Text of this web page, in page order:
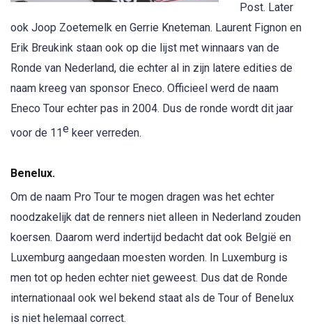
Post. Later
ook Joop Zoetemelk en Gerrie Kneteman. Laurent Fignon en
Erik Breukink staan ook op die lijst met winnaars van de
Ronde van Nederland, die echter al in zijn latere edities de
naam kreeg van sponsor Eneco. Officieel werd de naam
Eneco Tour echter pas in 2004. Dus de ronde wordt dit jaar
voor de 11e keer verreden.
Benelux.
Om de naam Pro Tour te mogen dragen was het echter
noodzakelijk dat de renners niet alleen in Nederland zouden
koersen. Daarom werd indertijd bedacht dat ook België en
Luxemburg aangedaan moesten worden. In Luxemburg is
men tot op heden echter niet geweest. Dus dat de Ronde
internationaal ook wel bekend staat als de Tour of Benelux
is niet helemaal correct.